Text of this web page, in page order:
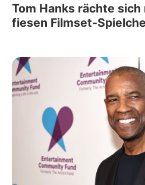
Tom Hanks rächte sich
fiesen Filmset-